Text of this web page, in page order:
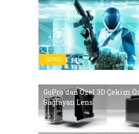
GENEL
GoPro’dan Özel 3D Çekim
Sağlayan Lens